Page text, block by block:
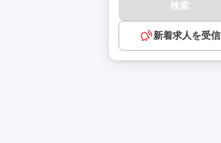
検索
新着求人を受信